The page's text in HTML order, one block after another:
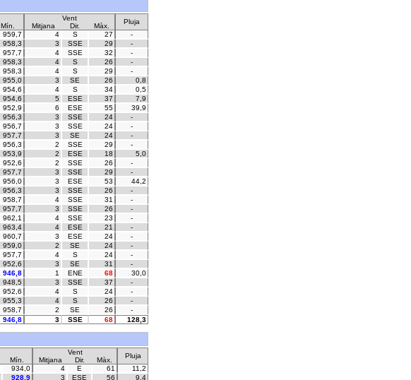
Vent Pluja
Mín. Mitjana Dir.
Màx.
959,7 4 S 27
-
958,3 3 SSE 29
-
957,7 4 SSE 32
-
958,3 4 S 26
-
958,3 4 S 29
-
955,0 3 SE 26
0,8
954,6 4 S 34
0,5
954,6 5 ESE 37
7,9
952,9 6 ESE 55
39,9
956,3 3 SSE 24
-
956,7 3 SSE 24
-
957,7 3 SE 24
-
956,3 2 SSE 29
-
953,9 2 ESE 18
5,0
952,6 2 SSE 26
-
957,7 3 SSE 29
-
956,0 3 ESE 53
44,2
956,3 3 SSE 26
-
958,7 4 SSE 31
-
957,7 3 SSE 26
-
962,1 4 SSE 23
-
963,4 4 ESE 21
-
960,7 3 ESE 24
-
959,0 2 SE 24
-
957,7 4 S 24
-
952,6 3 SE 31
-
946,8 1 ENE 68
30,0
948,5 3 SSE 37
-
952,6 4 S 24
-
955,3 4 S 26
-
958,7 2 SE 26
-
946,8 3 SSE 68 128,3
Vent Pluja
Mín. Mitjana Dir.
Màx.
934,0 4 E 61
11,2
928,9 3 ESE 56 9,4